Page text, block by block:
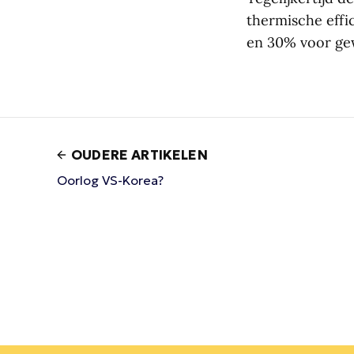
thermische
en 30% voor
OUDERE ARTIKELEN
Oorlog VS-Korea?